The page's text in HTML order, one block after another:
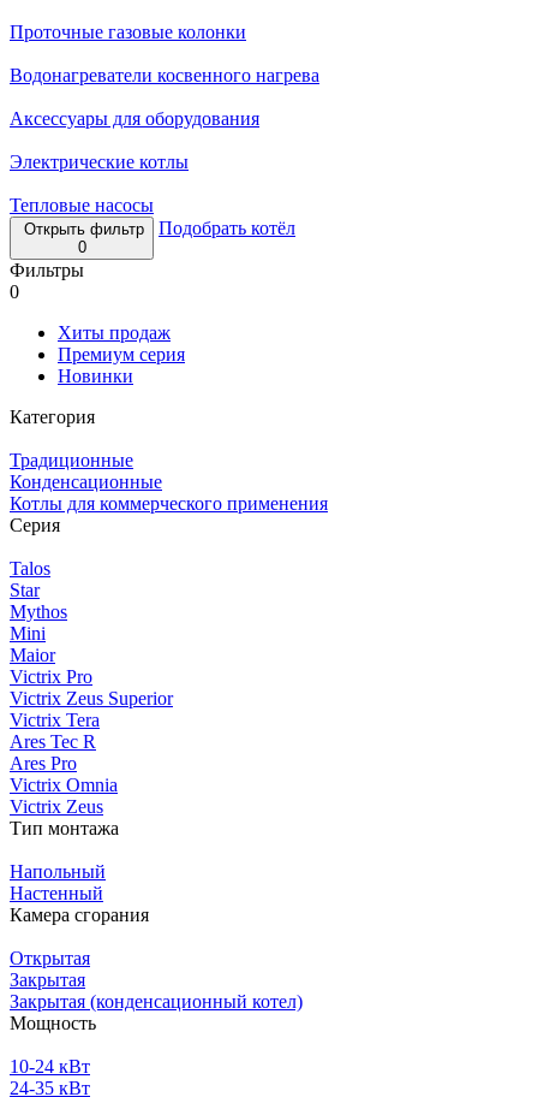
Проточные газовые колонки
Водонагреватели косвенного нагрева
Аксессуары для оборудования
Электрические котлы
Тепловые насосы
Открыть фильтр
0
Подобрать котёл
Фильтры
0
Хиты продаж
Премиум серия
Новинки
Категория
Традиционные
Конденсационные
Котлы для коммерческого применения
Серия
Talos
Star
Mythos
Mini
Maior
Victrix Pro
Victrix Zeus Superior
Victrix Tera
Ares Tec R
Ares Pro
Victrix Omnia
Victrix Zeus
Тип монтажа
Напольный
Настенный
Камера сгорания
Открытая
Закрытая
Закрытая (конденсационный котел)
Мощность
10-24 кВт
24-35 кВт